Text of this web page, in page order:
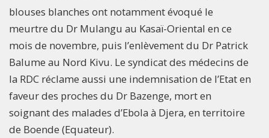
blouses blanches ont notamment évoqué le
meurtre du Dr Mulangu au Kasaï-Oriental en ce
mois de novembre, puis l’enlèvement du Dr Patrick
Balume au Nord Kivu. Le syndicat des médecins de
la RDC réclame aussi une indemnisation de l’Etat en
faveur des proches du Dr Bazenge, mort en
soignant des malades d’Ebola à Djera, en territoire
de Boende (Equateur).